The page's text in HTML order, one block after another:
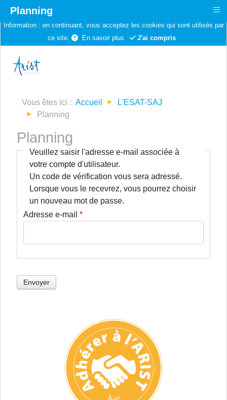
Information : en continuant, vous acceptez les cookies qui sont utilisés par
ce site.
En savoir plus J'ai compris
Vous êtes ici : Accueil
L'ESAT-SAJ
Planning
Planning
Veuillez saisir l'adresse e-mail associée à
votre compte d'utilisateur.
Un code de vérification vous sera adressé.
Lorsque vous le recevrez, vous pourrez choisir
un nouveau mot de passe.
Adresse e-mail *
Envoyer
Planning ≡